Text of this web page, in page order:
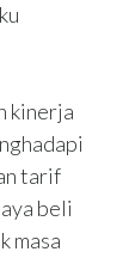
kinerja
tarif
beli
masa